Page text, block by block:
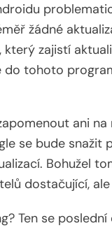
žádné
, který zajistí
do tohoto
ani
se bude
Bohužel
dostačující,
Ten se